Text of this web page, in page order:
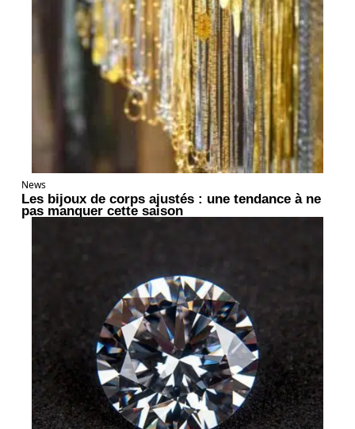
News
Les bijoux de corps ajustés : une tendance à ne
pas manquer cette saison